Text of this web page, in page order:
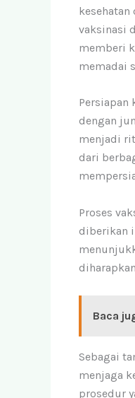
vaksinasi
memberi
memadai
Persiapan
dengan
menjadi
dari
Proses
diberikan
Baca
Sebagai
menjaga
prosedur